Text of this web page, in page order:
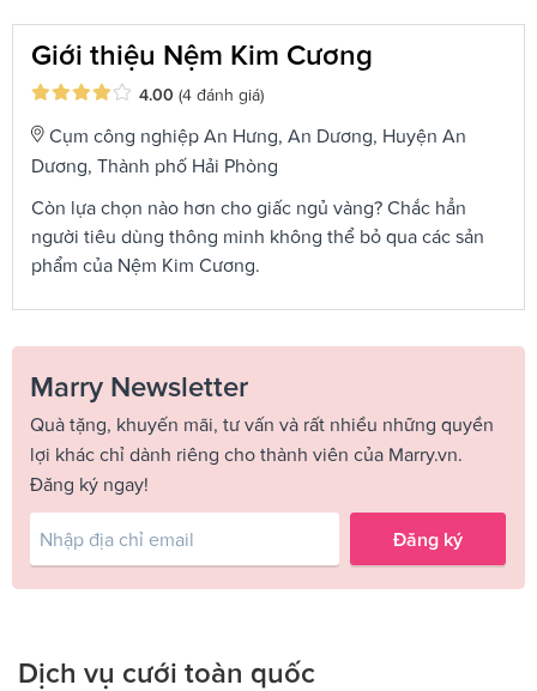
Giới thiệu Nệm Kim Cương
4.00 (4 đánh giá)
Cụm công nghiệp An Hưng, An Dương, Huyện An
Dương, Thành phố Hải Phòng
Còn lựa chọn nào hơn cho giấc ngủ vàng? Chắc hẳn
người tiêu dùng thông minh không thể bỏ qua các sản
phẩm của Nệm Kim Cương.
Marry Newsletter
Quà tặng, khuyến mãi, tư vấn và rất nhiều những quyền
lợi khác chỉ dành riêng cho thành viên của Marry.vn.
Đăng ký ngay!
Đăng ký
Dịch vụ cưới toàn quốc